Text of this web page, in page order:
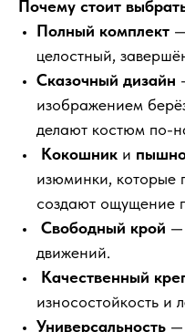
Почему стоит
Полный комплект
целостный,
Сказочный дизайн
изображением
делают костюм по-
Кокошник и
изюминки, которые
создают ощущение
Свободный крой —
движений.
Качественный
износостойкость и
Универсальность —